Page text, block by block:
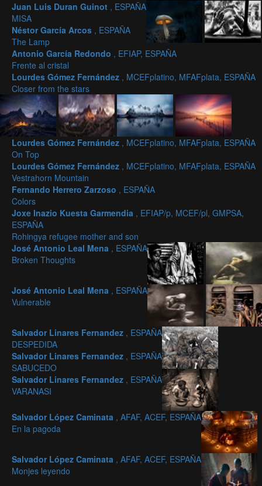
Juan Luis Duran Guinot , ESPAÑA
MISA
Néstor García Arcos , ESPAÑA
The Lamp
Antonio García Redondo , EFIAP, ESPAÑA
Frente al cristal
Lourdes Gómez Fernández , MCEFplatino, MFAFplata, ESPAÑA
Closer from the stars
Lourdes Gómez Fernández , MCEFplatino, MFAFplata, ESPAÑA
On Top
Lourdes Gómez Fernández , MCEFplatino, MFAFplata, ESPAÑA
Vestrahorn Mountain
Fernando Herrero Zarzoso , ESPAÑA
Colors
Joxe Inazio Kuesta Garmendia , EFIAP/p, MCEF/pl, GMPSA,
ESPAÑA
Rohingya refugee mother and son
José Antonio Leal Mena , ESPAÑA
Broken Thoughts
José Antonio Leal Mena , ESPAÑA
Vulnerable
Salvador Linares Fernandez , ESPAÑA
DESPEDIDA
Salvador Linares Fernandez , ESPAÑA
SABUCEDO
Salvador Linares Fernandez , ESPAÑA
VARANASI
Salvador López Caminata , AFAF, ACEF, ESPAÑA
En la pagoda
Salvador López Caminata , AFAF, ACEF, ESPAÑA
Monjes leyendo